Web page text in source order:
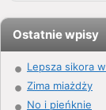
Ostatnie wpisy
Lepsza sikora
Zima miażdży
No i pieńknie